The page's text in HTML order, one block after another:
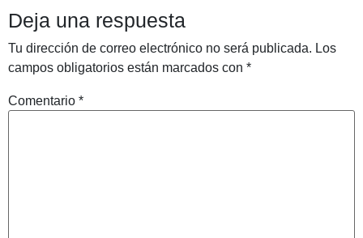
Deja una respuesta
Tu dirección de correo electrónico no será publicada. Los
campos obligatorios están marcados con *
Comentario *